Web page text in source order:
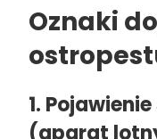
Oznaki
1.
(aparat